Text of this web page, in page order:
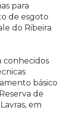
para
de esgoto
do Ribeira
conhecidos
básico
de
em